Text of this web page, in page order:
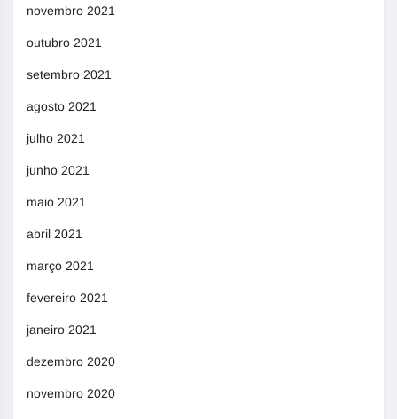
novembro 2021
outubro 2021
setembro 2021
agosto 2021
julho 2021
junho 2021
maio 2021
abril 2021
março 2021
fevereiro 2021
janeiro 2021
dezembro 2020
novembro 2020